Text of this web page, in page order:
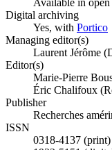
Available in open
Digital archiving
Yes, with Portico
Managing editor(s)
Laurent Jérôme
Editor(s)
Marie-Pierre
Éric Chalifoux
Publisher
Recherches
ISSN
0318-4137 (print)